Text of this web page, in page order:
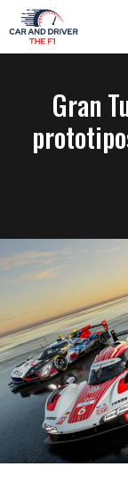
Saltar
al
contenido
Gran